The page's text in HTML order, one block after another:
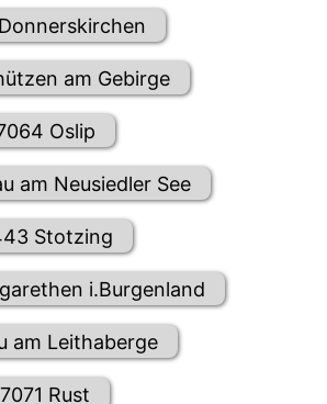
am Gebirge
Oslip
am Neusiedler See
Stotzing
i.Burgenland
am Leithaberge
7071 Rust